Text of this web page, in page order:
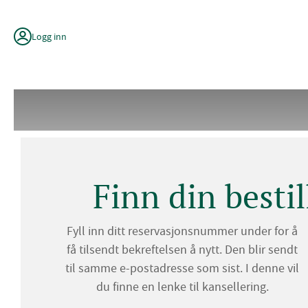
innholdLogg inn
Finn din
Fyll inn ditt reservasjonsnummer under for å
få tilsendt bekreftelsen å nytt. Den blir sendt
til samme e-postadresse som sist. I denne vil
du finne en lenke til kansellering.